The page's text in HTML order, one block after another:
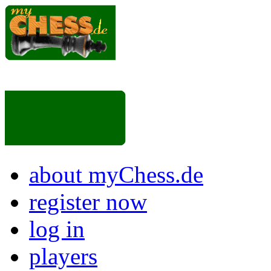
about myChess.de
register now
log in
players